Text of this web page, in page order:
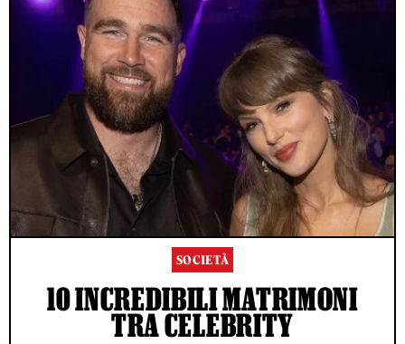
SOCIETÀ
10 INCREDIBILI MATRIMONI
TRA CELEBRITY